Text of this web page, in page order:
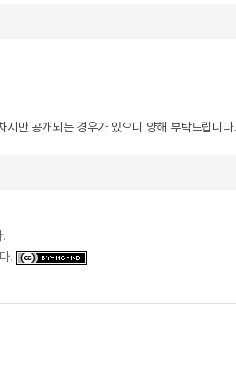
만 공개되는 경우가 있으니 양해 부탁드립니다.
.
.